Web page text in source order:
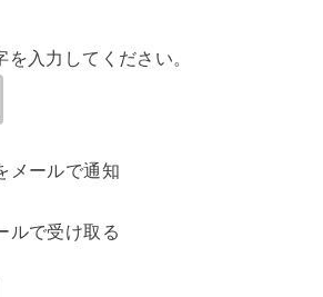
を入力してください。
メールで通知
ルで受け取る